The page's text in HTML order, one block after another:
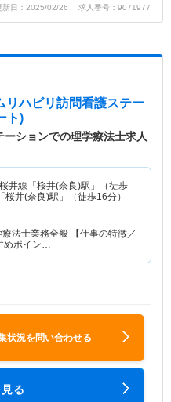
新日：2025/02/26 求人番号：9071977
リハビリ訪問看護ステー
ト)
ーションでの理学療法士求人
桜井線「桜井(奈良)駅」（徒歩
桜井(奈良)駅」（徒歩16分）
務全般 【仕事の特徴／
めポイン…
状況を問い合わせる
る